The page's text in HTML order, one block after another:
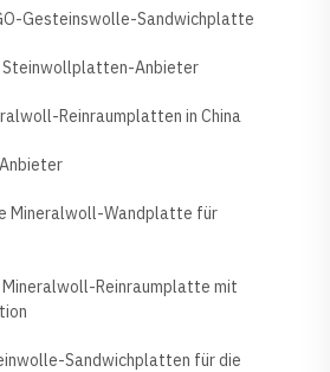
Gesteinswolle-Sandwichplatte
Anbieter
Reinraumplatten in China
Mineralwoll-Wandplatte für
Reinraumplatte mit
Sandwichplatten für die